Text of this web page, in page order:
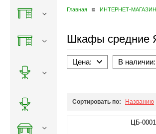
Главная ИНТЕРНЕТ-МАГАЗИН
Шкафы средние
Цена: В наличии:
Сортировать по: Названию
ЦБ-